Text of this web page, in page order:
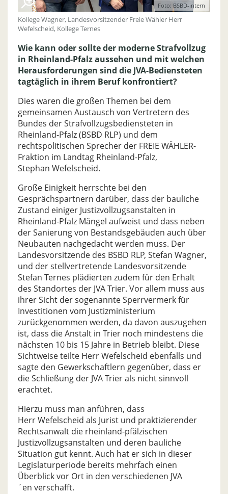
Foto: BSBD-intern
Kollege Wagner, Landesvorsitzender Freie Wähler Herr
Wefelscheid, Kollege Ternes
Wie kann oder sollte der moderne Strafvollzug
in Rheinland-Pfalz aussehen und mit welchen
Herausforderungen sind die JVA-Bediensteten
tagtäglich in ihrem Beruf konfrontiert?
Dies waren die großen Themen bei dem
gemeinsamen Austausch von Vertretern des
Bundes der Strafvollzugsbediensteten in
Rheinland-Pfalz (BSBD RLP) und dem
rechtspolitischen Sprecher der FREIE WÄHLER-
Fraktion im Landtag Rheinland-Pfalz,
Stephan Wefelscheid.
Große Einigkeit herrschte bei den
Gesprächspartnern darüber, dass der bauliche
Zustand einiger Justizvollzugsanstalten in
Rheinland-Pfalz Mängel aufweist und dass neben
der Sanierung von Bestandsgebäuden auch über
Neubauten nachgedacht werden muss. Der
Landesvorsitzende des BSBD RLP, Stefan Wagner,
und der stellvertretende Landesvorsitzende
Stefan Ternes plädierten zudem für den Erhalt
des Standortes der JVA Trier. Vor allem muss aus
ihrer Sicht der sogenannte Sperrvermerk für
Investitionen vom Justizministerium
zurückgenommen werden, da davon auszugehen
ist, dass die Anstalt in Trier noch mindestens die
nächsten 10 bis 15 Jahre in Betrieb bleibt. Diese
Sichtweise teilte Herr Wefelscheid ebenfalls und
sagte den Gewerkschaftlern gegenüber, dass er
die Schließung der JVA Trier als nicht sinnvoll
erachtet.
Hierzu muss man anführen, dass
Herr Wefelscheid als Jurist und praktizierender
Rechtsanwalt die rheinland-pfälzischen
Justizvollzugsanstalten und deren bauliche
Situation gut kennt. Auch hat er sich in dieser
Legislaturperiode bereits mehrfach einen
Überblick vor Ort in den verschiedenen JVA
´en verschafft.